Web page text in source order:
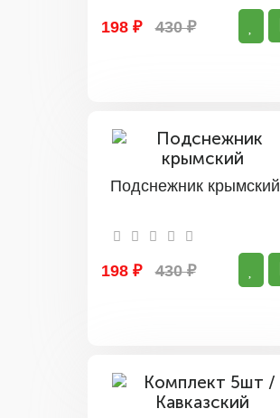
198 ₽ 430 ₽
Подснежник крымский
198 ₽ 430 ₽